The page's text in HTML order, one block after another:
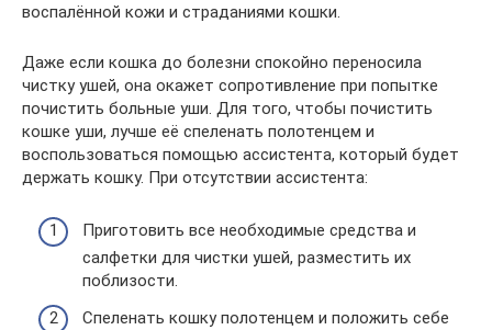
воспалённой кожи и страданиями кошки.
Даже если кошка до болезни спокойно переносила
чистку ушей, она окажет сопротивление при попытке
почистить больные уши. Для того, чтобы почистить
кошке уши, лучше её спеленать полотенцем и
воспользоваться помощью ассистента, который будет
держать кошку. При отсутствии ассистента:
Приготовить все необходимые средства и
салфетки для чистки ушей, разместить их
поблизости.
Спеленать кошку полотенцем и положить себе